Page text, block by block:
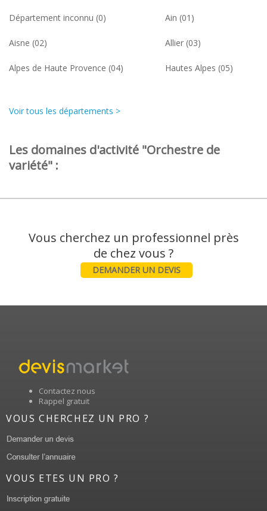
Département inconnu (0) Ain (01)
Aisne (02) Allier (03)
Alpes de Haute Provence (04) Hautes Alpes (05)
Voir tous les départements >
Les domaines d'activité "Orchestre de
variété" :
Vous cherchez un professionnel près
DEMANDER UN DEVIS
Contactez nous
Rappel gratuit
VOUS CHERCHEZ UN PRO ?
VOUS ETES UN PRO ?